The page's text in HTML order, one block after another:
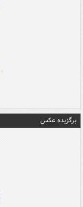
برگزیده عکس